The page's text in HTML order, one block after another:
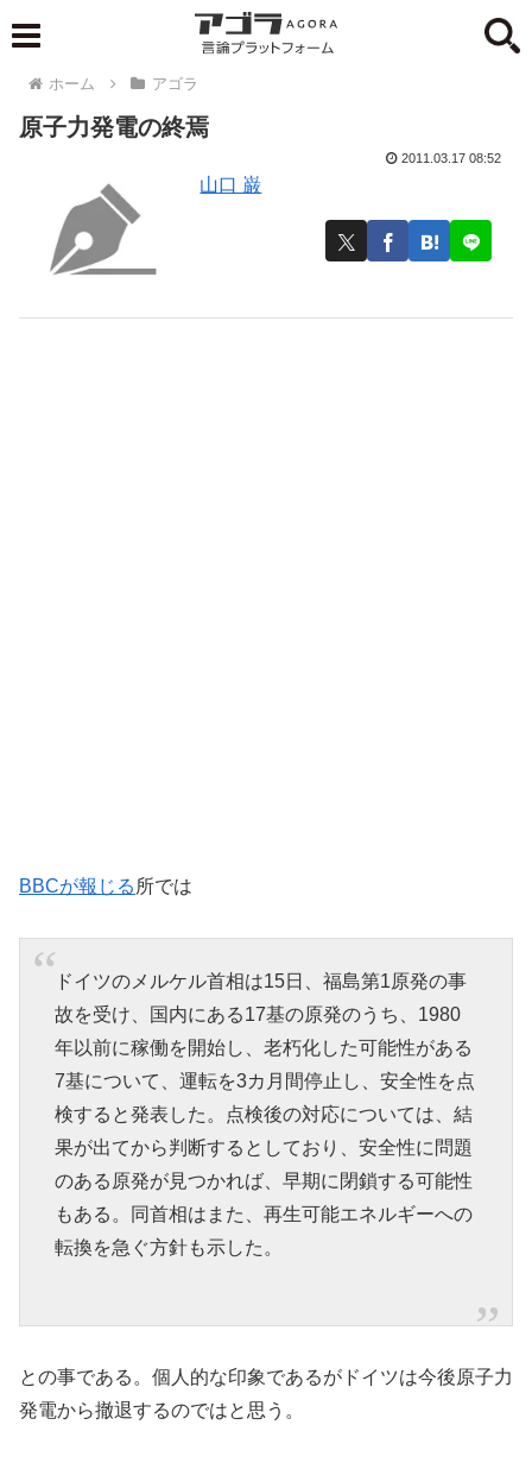
ホーム アゴラ
原子力発電の終焉
山口 巌
2011.03.17 08:52
BBCが報じる 所では
ドイツのメルケル首相は15日、福島第1原発の事
故を受け、国内にある17基の原発のうち、1980
年以前に稼働を開始し、老朽化した可能性がある
7基について、運転を3カ月間停止し、安全性を点
検すると発表した。点検後の対応については、結
果が出てから判断するとしており、安全性に問題
のある原発が見つかれば、早期に閉鎖する可能性
もある。同首相はまた、再生可能エネルギーへの
転換を急ぐ方針も示した。
との事である。個人的な印象であるがドイツは今後原子力
発電から撤退するのではと思う。